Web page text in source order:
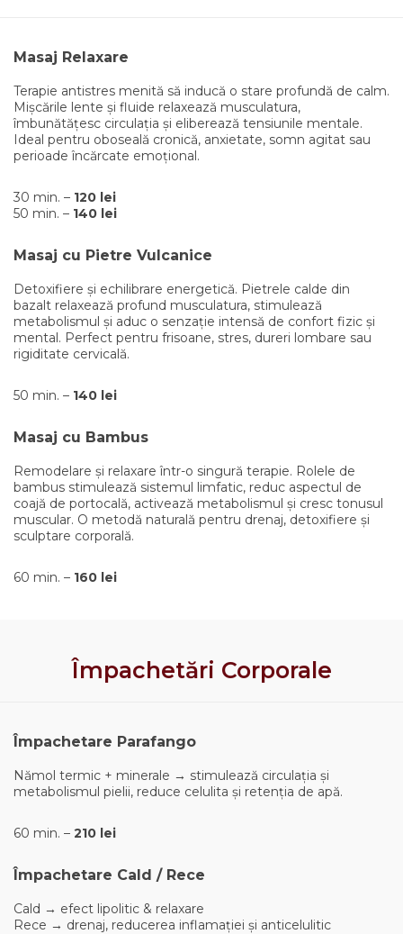
Masaj Relaxare
Terapie antistres menită să inducă o stare profundă de calm.
Mișcările lente și fluide relaxează musculatura,
îmbunătățesc circulația și eliberează tensiunile mentale.
Ideal pentru oboseală cronică, anxietate, somn agitat sau
perioade încărcate emoțional.
30 min. – 120 lei
50 min. – 140 lei
Masaj cu Pietre Vulcanice
Detoxifiere și echilibrare energetică. Pietrele calde din
bazalt relaxează profund musculatura, stimulează
metabolismul și aduc o senzație intensă de confort fizic și
mental. Perfect pentru frisoane, stres, dureri lombare sau
rigiditate cervicală.
50 min. – 140 lei
Masaj cu Bambus
Remodelare și relaxare într-o singură terapie. Rolele de
bambus stimulează sistemul limfatic, reduc aspectul de
coajă de portocală, activează metabolismul și cresc tonusul
muscular. O metodă naturală pentru drenaj, detoxifiere și
sculptare corporală.
60 min. – 160 lei
Împachetări Corporale
Împachetare Parafango
Nămol termic + minerale → stimulează circulația și
metabolismul pielii, reduce celulita și retenția de apă.
60 min. – 210 lei
Împachetare Cald / Rece
Cald → efect lipolitic & relaxare
Rece → drenaj, reducerea inflamației și anticelulitic